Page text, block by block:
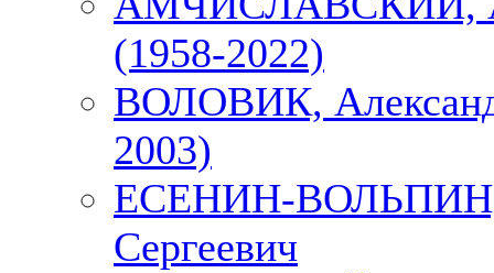
(1958-2022)
ВОЛОВИК,
2003)
ЕСЕНИН-ВОЛЬПИН,
Сергеевич